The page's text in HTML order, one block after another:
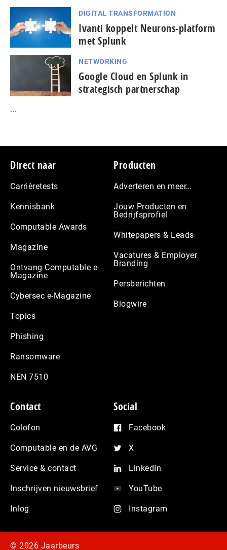
DIGITAL TRANSFORMATION
Ivanti koppelt Neurons-platform
met Splunk
NETWORKING
Google Cloud en Splunk in
strategisch partnerschap
...
Footer
Direct naar
Carrièretests
Kennisbank
Computable Awards
Magazine
Ontvang Computable e-
Magazine
Cybersec e-Magazine
Topics
Phishing
Ransomware
NEN 7510
Producten
Adverteren en meer…
Jouw Producten en
Bedrijfsprofiel
Whitepapers & Leads
Vacatures & Employer
Branding
Persberichten
Blogwire
Contact
Colofon
Computable en de AVG
Service & contact
Inschrijven nieuwsbrief
Inlog
Social
Facebook
X
LinkedIn
YouTube
Instagram
© 2026 Jaarbeurs